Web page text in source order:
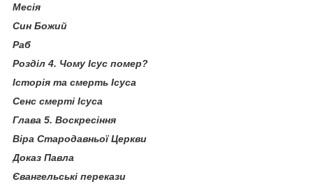
Месія
Син Божий
Раб
Розділ 4. Чому Ісус помер?
Історія та смерть Ісуса
Сенс смерті Ісуса
Глава 5. Воскресіння
Віра Стародавньої Церкви
Доказ Павла
Євангельські перекази